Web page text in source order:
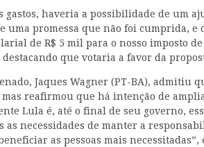
gastos, haveria a possibilidade de um
uma promessa que não foi cumprida, e
de R$ 5 mil para o nosso imposto
que votaria a favor da
Jaques Wagner (PT-BA), admitiu
reafirmou que há intenção de
Lula é, até o final de seu governo,
as necessidades de manter a
as pessoas mais necessitadas”,